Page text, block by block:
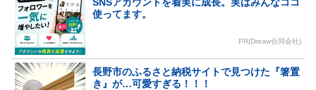
使ってます。
PR(Dreaw合同会社)
長野市のふるさと納税サイトで見つけた『箸置
き』が…可愛すぎる！！！